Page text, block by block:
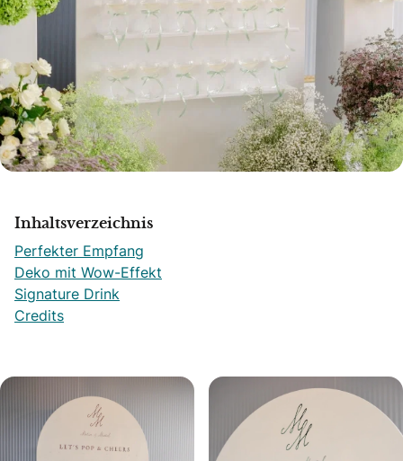
Inhaltsverzeichnis
Perfekter Empfang
Deko mit Wow-Effekt
Signature Drink
Credits